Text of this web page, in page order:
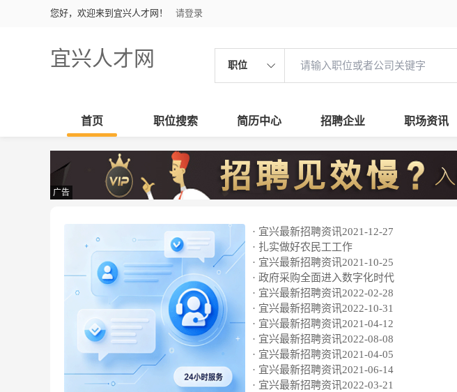
您好，欢迎来到宜兴人才网！ 请登录
宜兴人才网 职位
首页 职位搜索 简历中心 招聘企业 职场资讯
广告
· 宜兴最新招聘资讯2021-12-27
· 扎实做好农民工工作
· 宜兴最新招聘资讯2021-10-25
· 政府采购全面进入数字化时代
· 宜兴最新招聘资讯2022-02-28
· 宜兴最新招聘资讯2022-10-31
· 宜兴最新招聘资讯2021-04-12
· 宜兴最新招聘资讯2022-08-08
· 宜兴最新招聘资讯2021-04-05
· 宜兴最新招聘资讯2021-06-14
· 宜兴最新招聘资讯2022-03-21